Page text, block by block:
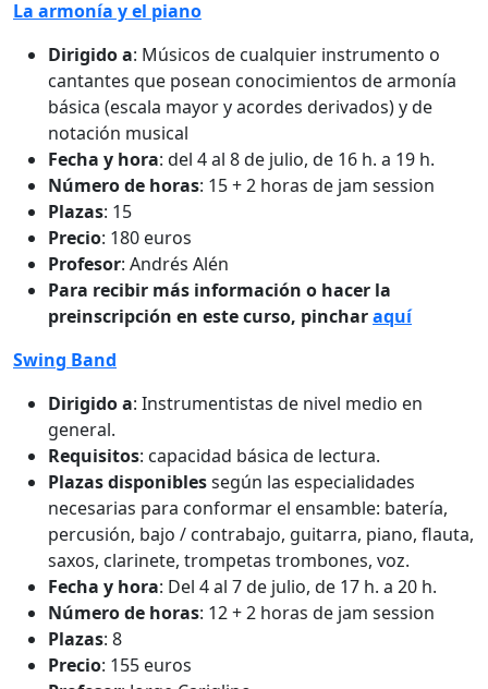
La armonía y el piano
Dirigido a: Músicos de cualquier instrumento o
cantantes que posean conocimientos de armonía
básica (escala mayor y acordes derivados) y de
notación musical
Fecha y hora: del 4 al 8 de julio, de 16 h. a 19 h.
Número de horas: 15 + 2 horas de jam session
Plazas: 15
Precio: 180 euros
Profesor: Andrés Alén
Para recibir más información o hacer la
preinscripción en este curso, pincharaquí
Swing Band
Dirigido a: Instrumentistas de nivel medio en
general.
Requisitos: capacidad básica de lectura.
Plazas disponiblessegún las especialidades
necesarias para conformar el ensamble: batería,
percusión, bajo / contrabajo, guitarra, piano, flauta,
saxos, clarinete, trompetas trombones, voz.
Fecha y hora: Del 4 al 7 de julio, de 17 h. a 20 h.
Número de horas: 12 + 2 horas de jam session
Plazas: 8
Precio: 155 euros